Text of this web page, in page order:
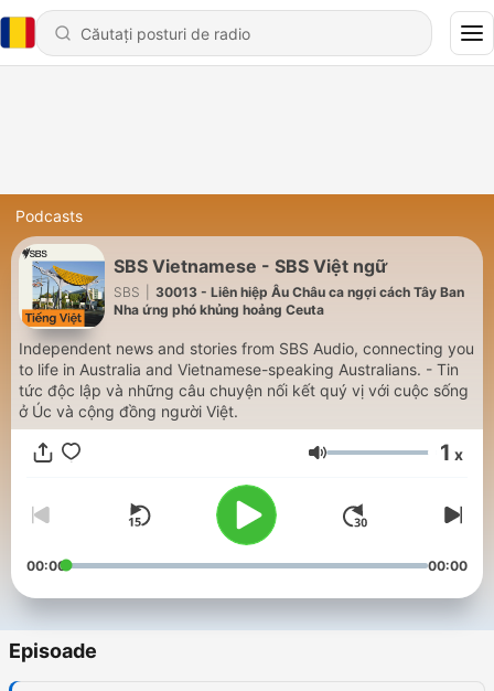
Podcasts
SBS Vietnamese - SBS Việt ngữ
SBS
30013 - Liên hiệp Âu Châu ca ngợi cách Tây Ban
Nha ứng phó khủng hoảng Ceuta
Independent news and stories from SBS Audio, connecting you
to life in Australia and Vietnamese-speaking Australians. - Tin
tức độc lập và những câu chuyện nối kết quý vị với cuộc sống
ở Úc và cộng đồng người Việt.
Volum 1 x
00:00 00:00
Episoade